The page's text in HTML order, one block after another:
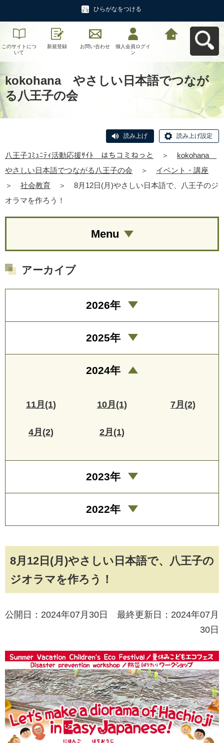
ひらがなをつける
このサイトにつ
いて
新規登録 お問い合わせ
個人会員ログイ
ン
kokohana やさしい日本語でつなが
る八王子の会
読み上げ 読み上げ設定
八王子ｺﾐｭﾆﾃｨ活動応援ｻｲﾄ はちコミねっと ＞
kokohana
やさしい日本語でつながる八王子の会
＞
イベント・講座
＞
社会教育 ＞
8月12日(月)やさしい日本語で、八王子のジ
オラマを作ろう！
8月12日(月)やさしい日本語で、八王子の
ジオラマを作ろう！
公開日：2024年07月30日 最終更新日：2024年07月
30日
Menu
アーカイブ
2026年
2025年
2024年
11月(1) 10月(1) 7月(2)
4月(2) 2月(1)
2023年
2022年